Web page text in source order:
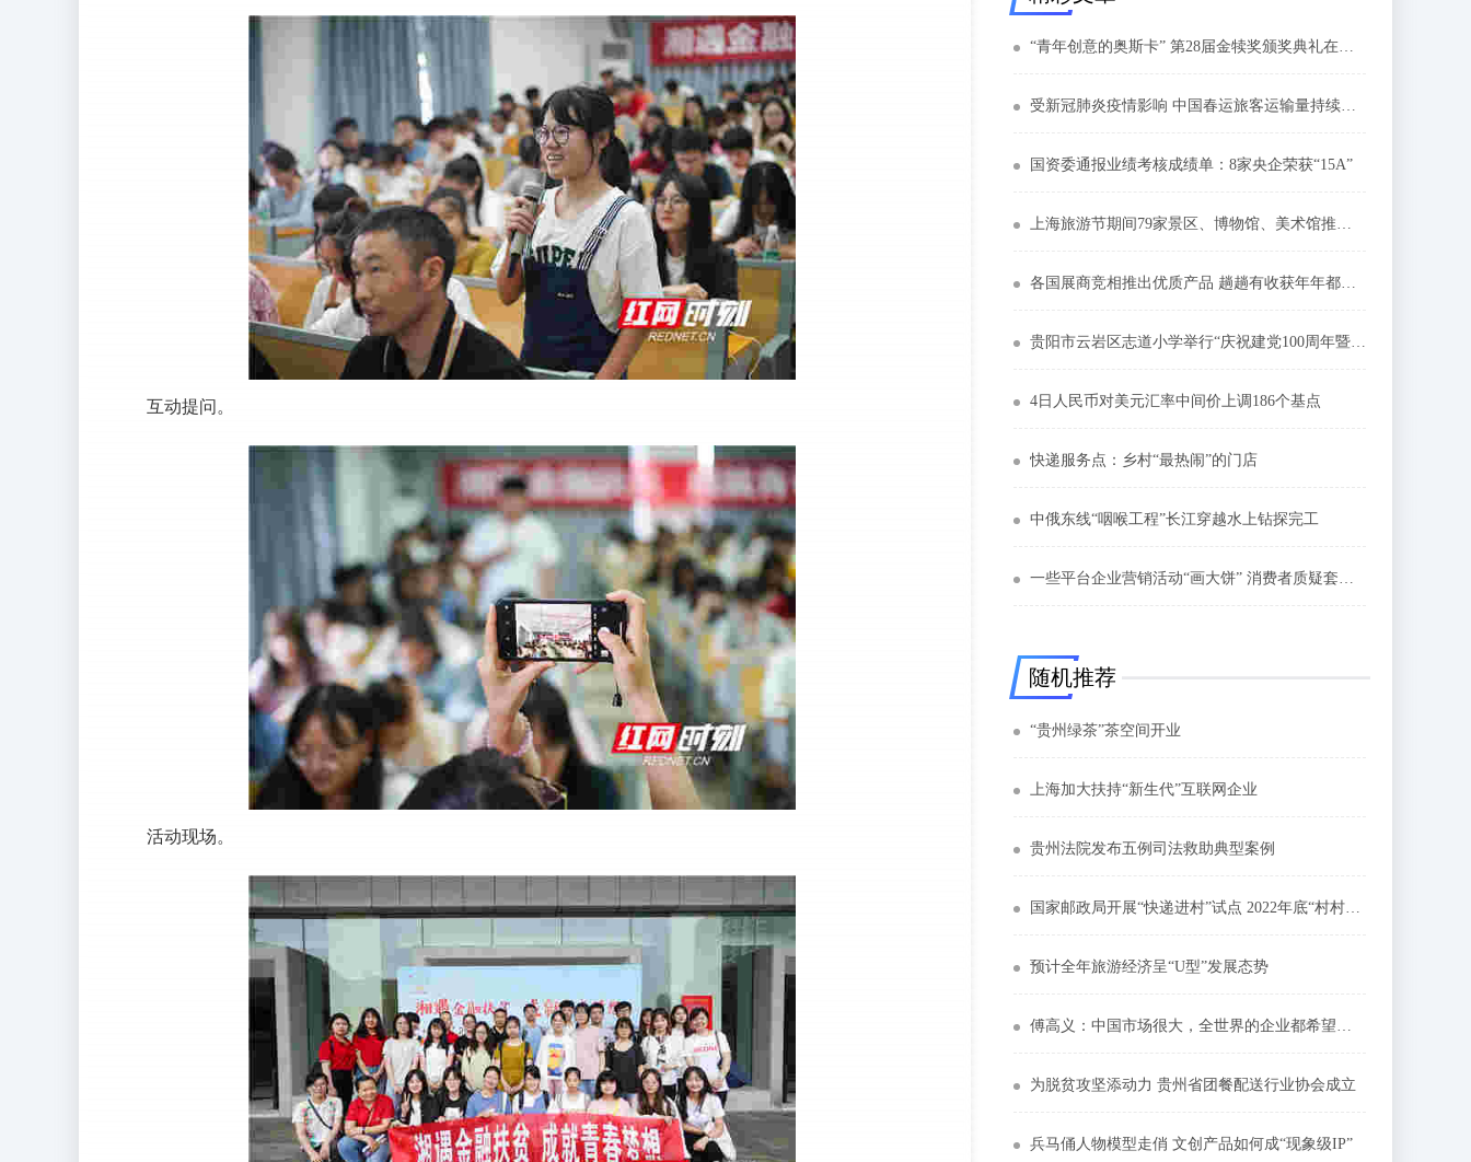
互动提问。
活动现场。
“青年创意的奥斯卡” 第28届金犊奖颁奖典礼在成都举行
受新冠肺炎疫情影响 中国春运旅客运输量持续下滑
国资委通报业绩考核成绩单：8家央企荣获“15A”
上海旅游节期间79家景区、博物馆、美术馆推出半价活动
各国展商竞相推出优质产品 趟趟有收获年年都要来
贵阳市云岩区志道小学举行“庆祝建党100周年暨毕业典礼素质教育成果展示”活动
4日人民币对美元汇率中间价上调186个基点
快递服务点：乡村“最热闹”的门店
中俄东线“咽喉工程”长江穿越水上钻探完工
一些平台企业营销活动“画大饼” 消费者质疑套路满满
随机推荐
“贵州绿茶”茶空间开业
上海加大扶持“新生代”互联网企业
贵州法院发布五例司法救助典型案例
国家邮政局开展“快递进村”试点 2022年底“村村通快递”
预计全年旅游经济呈“U型”发展态势
傅高义：中国市场很大，全世界的企业都希望能来中国
为脱贫攻坚添动力 贵州省团餐配送行业协会成立
兵马俑人物模型走俏 文创产品如何成“现象级IP”